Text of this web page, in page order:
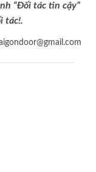
“Đối tác tin cậy”
tác!.